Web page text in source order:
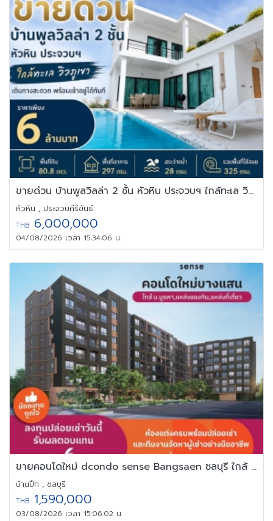
ขายด่วน บ้านพูลวิลล่า 2 ชั้น หัวหิน ประจวบฯ ใกล้ทะเล วิวภูเขา
หัวหิน , ประจวบคีรีขันธ์
THB 6,000,000
04/08/2026 เวลา 15:34:06 น.
ขายคอนโดใหม่ dcondo sense Bangsaen ชลบุรี ใกล้ ม.บูรพา พร้อมอยู่
บ้านปึก , ชลบุรี
THB 1,590,000
03/08/2026 เวลา 15:06:02 น.